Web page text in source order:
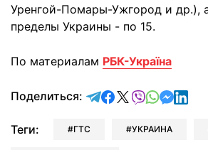
Уренгой-Помары-Ужгород и др.),
пределы Украины - по 15.
По материалам РБК-Україна
Поделиться: отправить в
поделиться в
поделиться в
отправить
Теги: ГТС УКРАИНА